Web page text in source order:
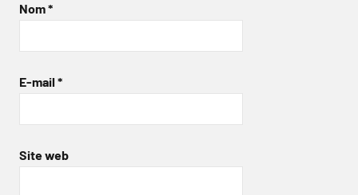
Nom*
E-mail *
Site web